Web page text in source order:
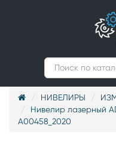
НИВЕЛИРЫ
Нивелир лазерный
А00458_2020